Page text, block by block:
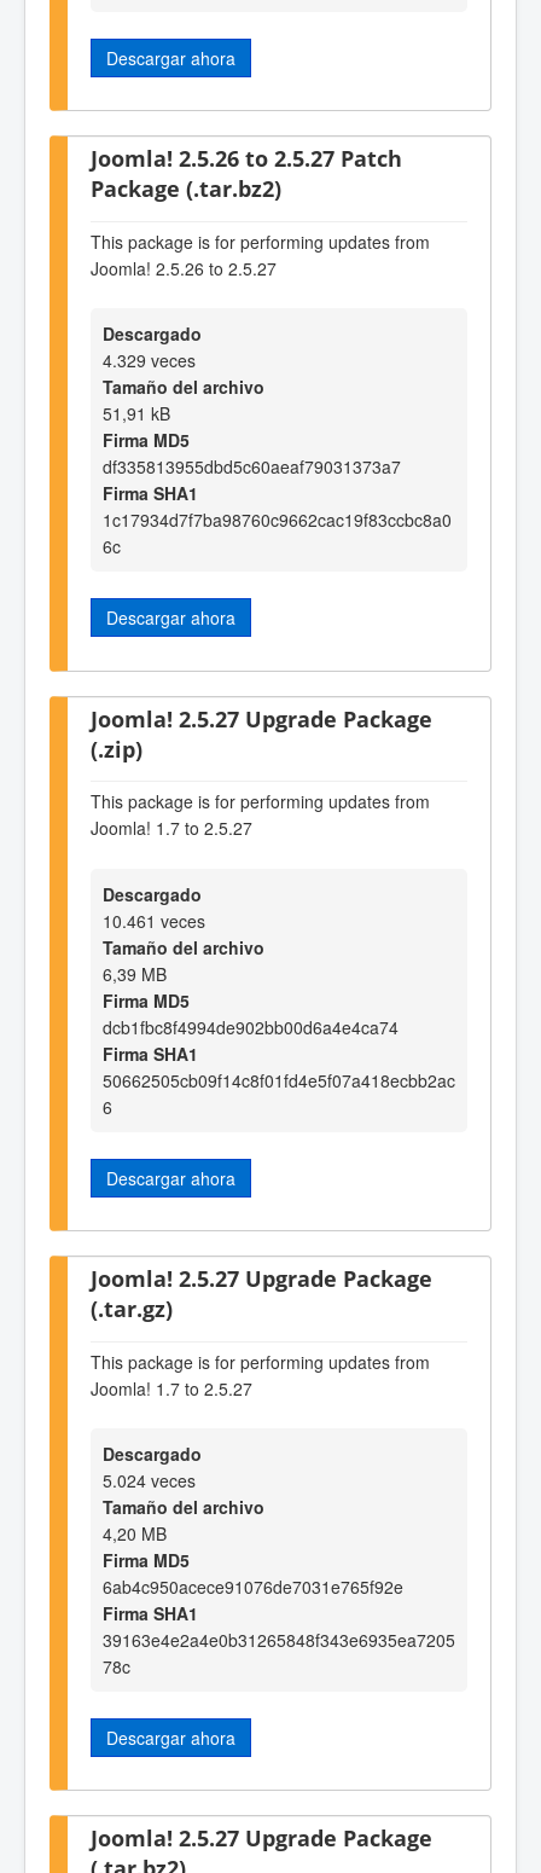
Descargar ahora
Joomla! 2.5.26 to 2.5.27 Patch
Package (.tar.bz2)
This package is for performing updates from
Joomla! 2.5.26 to 2.5.27
Descargado
4.329 veces
Tamaño del archivo
51,91 kB
Firma MD5
df335813955dbd5c60aeaf79031373a7
Firma SHA1
1c17934d7f7ba98760c9662cac19f83ccbc8a0
6c
Descargar ahora
Joomla! 2.5.27 Upgrade Package
(.zip)
This package is for performing updates from
Joomla! 1.7 to 2.5.27
Descargado
10.461 veces
Tamaño del archivo
6,39 MB
Firma MD5
dcb1fbc8f4994de902bb00d6a4e4ca74
Firma SHA1
50662505cb09f14c8f01fd4e5f07a418ecbb2ac
6
Descargar ahora
Joomla! 2.5.27 Upgrade Package
(.tar.gz)
This package is for performing updates from
Joomla! 1.7 to 2.5.27
Descargado
5.024 veces
Tamaño del archivo
4,20 MB
Firma MD5
6ab4c950acece91076de7031e765f92e
Firma SHA1
39163e4e2a4e0b31265848f343e6935ea7205
78c
Descargar ahora
Joomla! 2.5.27 Upgrade Package